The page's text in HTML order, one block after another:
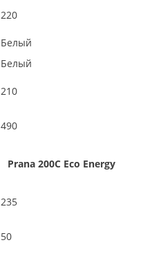
220
Белый
Белый
210
490
Prana 200C Eco Energy
235
50